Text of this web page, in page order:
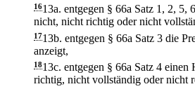
1613a. entgegen § 66a Satz 1, 2, 5,
nicht, nicht richtig oder nicht
1713b. entgegen § 66a Satz 3 die
anzeigt,
1813c. entgegen § 66a Satz 4
richtig, nicht vollständig oder nicht